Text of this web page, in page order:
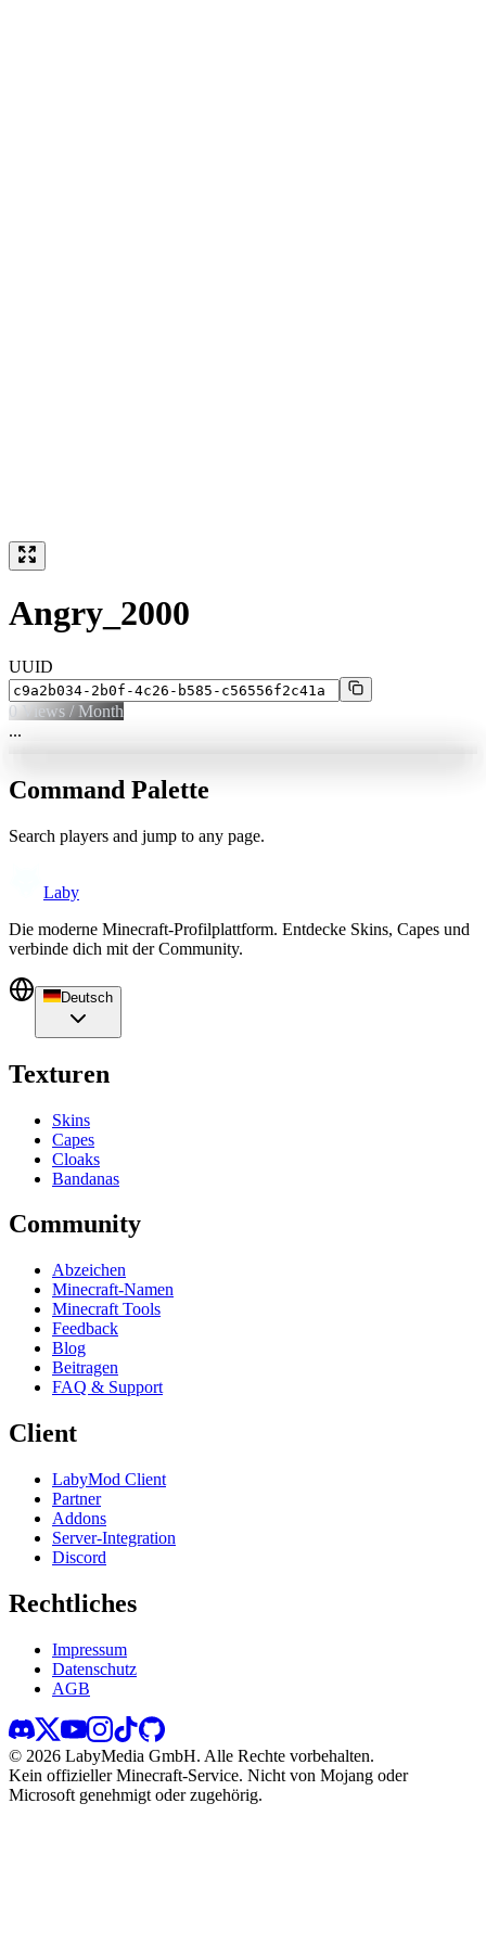
Angry_2000
UUID
0 Views / Month
...
Command Palette
Search players and jump to any page.
Laby
Die moderne Minecraft-Profilplattform. Entdecke Skins, Capes und
verbinde dich mit der Community.
Deutsch
Texturen
Skins
Capes
Cloaks
Bandanas
Community
Abzeichen
Minecraft-Namen
Minecraft Tools
Feedback
Blog
Beitragen
FAQ & Support
Client
LabyMod Client
Partner
Addons
Server-Integration
Discord
Rechtliches
Impressum
Datenschutz
AGB
© 2026 LabyMedia GmbH. Alle Rechte vorbehalten.
Kein offizieller Minecraft-Service. Nicht von Mojang oder
Microsoft genehmigt oder zugehörig.